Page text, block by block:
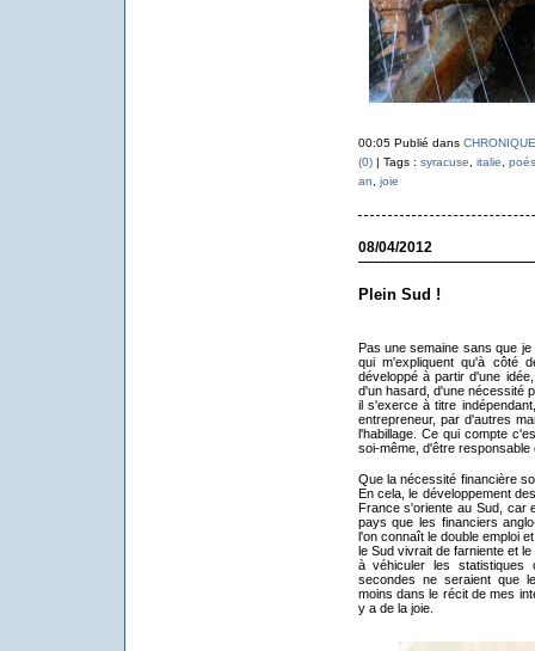
00:05 Publié dans
(0)| Tags : syracuse italie
an
joie
08/04/2012
Plein Sud !
Pas une semaine sans que
qui m'expliquent qu'à côté
développé à partir d'une
d'un hasard, d'une nécessité
il s'exerce à titre
entrepreneur, par d'autres
l'habillage. Ce qui compte
soi-même, d'être
Que la nécessité financière
En cela, le développement
France s'oriente au Sud, car
pays que les financiers
l'on connaît le double emploi
le Sud vivrait de farniente et
à véhiculer les statistiques
secondes ne seraient que
moins dans le récit de mes
y a de la joie.